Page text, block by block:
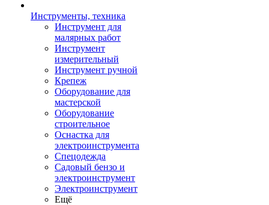
Инструменты, техника
Инструмент для
малярных работ
Инструмент
измерительный
Инструмент ручной
Крепеж
Оборудование для
мастерской
Оборудование
строительное
Оснастка для
электроинструмента
Спецодежда
Садовый бензо и
электроинструмент
Электроинструмент
Ещё